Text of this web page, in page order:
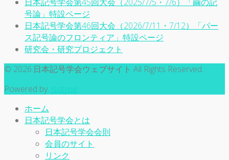
号論」特設ページ
日本記号学会第46回大会（2026/7/11・7/12）「パー
ス記号論のフロンティア」特設ページ
研究会・研究プロジェクト
© 2026.日本記号学会ウェブサイト All Rights Reserved.
Powered by. isotype.
ホーム
日本記号学会とは
日本記号学会会則
会員のサイト
リンク